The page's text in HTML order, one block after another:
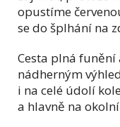
opustíme
se do šplhání na
Cesta plná
nádherným
i na celé údolí
a hlavně na